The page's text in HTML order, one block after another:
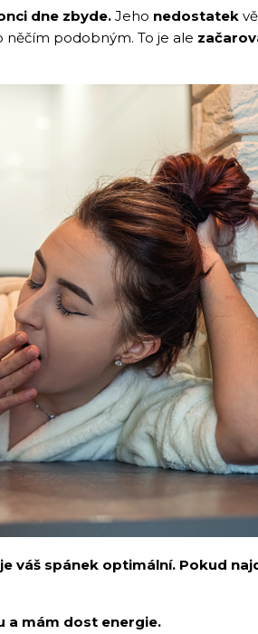
dne zbyde. Jeho nedostatek
něčím podobným. To je ale
váš spánek optimální. Pokud
a mám dost energie.